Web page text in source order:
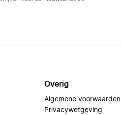
Overig
Algemene voorwaarden
Privacywetgeving